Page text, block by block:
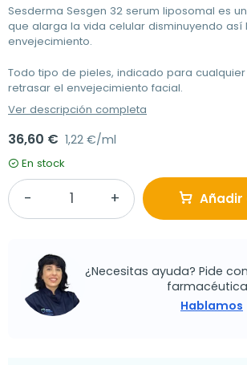
Sesderma Sesgen 32 serum liposomal es un
que alarga la vida celular disminuyendo así
envejecimiento.
Todo tipo de pieles, indicado para
retrasar el envejecimiento facial.
Ver descripción completa
36,60 € 1,22 €/ml
En stock
¿Necesitas ayuda? Pide
Hablamos